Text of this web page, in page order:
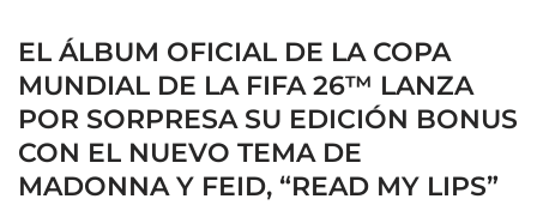
EL ÁLBUM OFICIAL DE LA COPA
MUNDIAL DE LA FIFA 26™ LANZA
POR SORPRESA SU EDICIÓN BONUS
CON EL NUEVO TEMA DE
MADONNA Y FEID, “READ MY LIPS”